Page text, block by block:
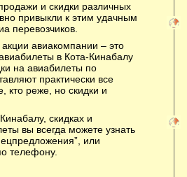
и скидки различных
привыкли к этим удачным
перевозчиков.
авиакомпании – это
в Кота-Кинабалу
на авиабилеты по
практически все
кто реже, но скидки и
скидках и
вы всегда можете узнать
или
телефону.